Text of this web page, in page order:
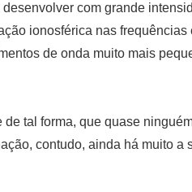
com grande
ionosférica nas frequências
de onda muito mais
tal forma, que quase
contudo, ainda há muito a